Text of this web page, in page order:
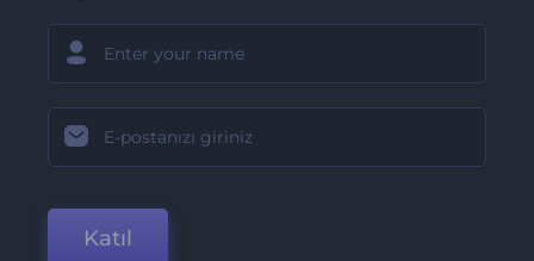
Katıl